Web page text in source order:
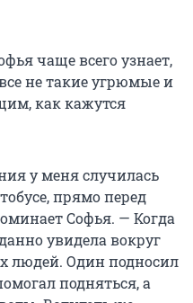
чаще всего узнает,
не такие угрюмые и
как кажутся
у меня случилась
прямо перед
Софья. — Когда
увидела вокруг
людей. Один подносил
подняться, а